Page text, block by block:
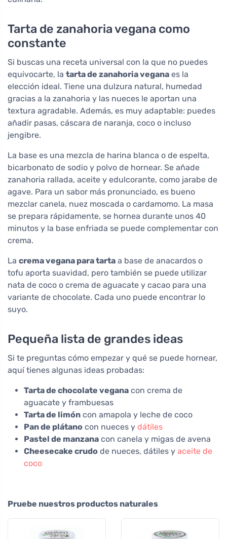
Tarta de zanahoria vegana como
constante
Si buscas una receta universal con la que no puedes
equivocarte, la tarta de zanahoria vegana es la
elección ideal. Tiene una dulzura natural, humedad
gracias a la zanahoria y las nueces le aportan una
textura agradable. Además, es muy adaptable: puedes
añadir pasas, cáscara de naranja, coco o incluso
jengibre.
La base es una mezcla de harina blanca o de espelta,
bicarbonato de sodio y polvo de hornear. Se añade
zanahoria rallada, aceite y edulcorante, como jarabe de
agave. Para un sabor más pronunciado, es bueno
mezclar canela, nuez moscada o cardamomo. La masa
se prepara rápidamente, se hornea durante unos 40
minutos y la base enfriada se puede complementar con
crema.
La crema vegana para tarta a base de anacardos o
tofu aporta suavidad, pero también se puede utilizar
nata de coco o crema de aguacate y cacao para una
variante de chocolate. Cada uno puede encontrar lo
suyo.
Pequeña lista de grandes ideas
Si te preguntas cómo empezar y qué se puede hornear,
aquí tienes algunas ideas probadas:
Tarta de chocolate vegana con crema de
aguacate y frambuesas
Tarta de limón con amapola y leche de coco
Pan de plátano con nueces y dátiles
Pastel de manzana con canela y migas de avena
Cheesecake crudo de nueces, dátiles y aceite de
coco
Pruebe nuestros productos naturales